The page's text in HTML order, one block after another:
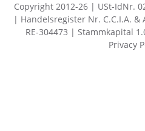
Copyright 2012-26 | USt-IdNr.
| Handelsregister Nr. C.C.I.A. &
RE-304473 | Stammkapital
Privacy